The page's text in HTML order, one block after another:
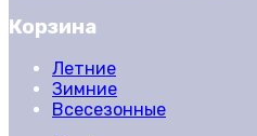
Корзина
Летние
Зимние
Всесезонные